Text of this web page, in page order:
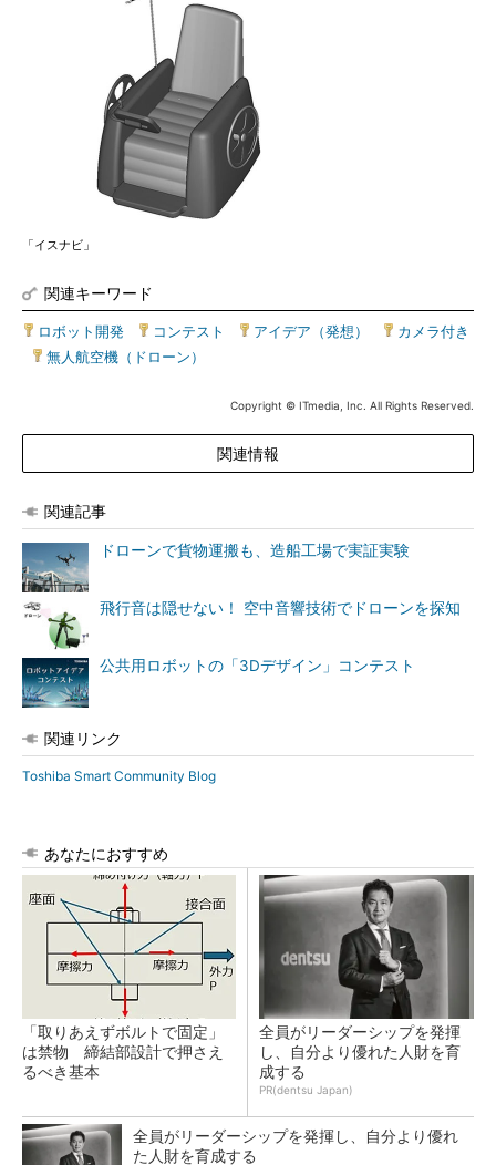
「イスナビ」
関連キーワード
ロボット開発 コンテスト アイデア（発想）
カメラ付き
無人航空機（ドローン）
Copyright © ITmedia, Inc. All Rights Reserved.
関連情報
関連記事
ドローンで貨物運搬も、造船工場で実証実験
飛行音は隠せない！ 空中音響技術でドローンを探知
公共用ロボットの「3Dデザイン」コンテスト
関連リンク
Toshiba Smart Community Blog
あなたにおすすめ
「取りあえずボルトで固定」
は禁物 締結部設計で押さえ
るべき基本
全員がリーダーシップを発揮
し、自分より優れた人財を育
成する
PR(dentsu Japan)
全員がリーダーシップを発揮し、自分より優れ
た人財を育成する